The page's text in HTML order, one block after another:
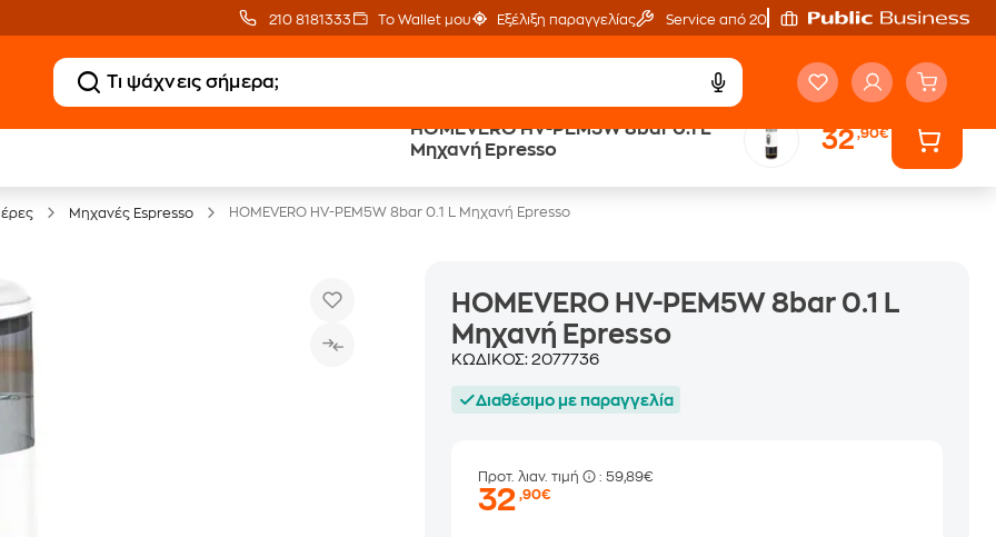
210 8181333 Το Wallet μου Εξέλιξη παραγγελίας Service από 20'
HOMEVERO HV-PEM5W 8bar 0.1 L
Μηχανή Epresso
32,90€
Δωρεάν Μεταφορικά
Μηχανές Espresso HOMEVERO HV-PEM5W 8bar 0.1 L Μηχανή Epresso
HOMEVERO HV-PEM5W 8bar 0.1 L
Μηχανή Epresso
ΚΩΔΙΚΟΣ:2077736
Διαθέσιμο με παραγγελία
Προτ. λιαν. τιμή : 59,89€
32,90€